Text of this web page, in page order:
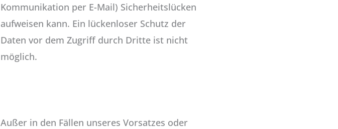
Kommunikation per E-Mail) Sicherheitslücken
aufweisen kann. Ein lückenloser Schutz der
Daten vor dem Zugriff durch Dritte ist nicht
möglich.
Außer in den Fällen unseres Vorsatzes oder